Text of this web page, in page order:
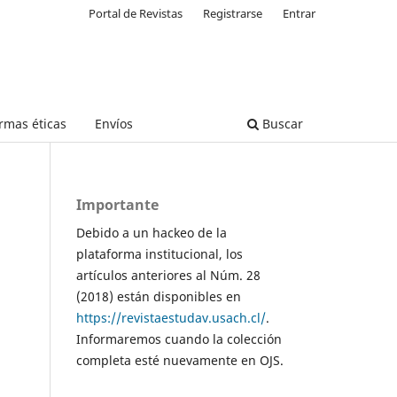
éticas Envíos Buscar
Portal de Revistas Registrarse Entrar
Importante
Debido a un hackeo de la
plataforma institucional, los
artículos anteriores al Núm. 28
(2018) están disponibles en
https://revistaestudav.usach.cl/.
Informaremos cuando la colección
completa esté nuevamente en OJS.